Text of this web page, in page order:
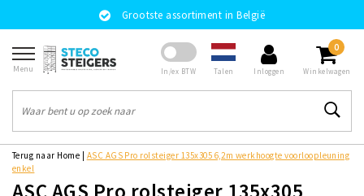
Grootste assortiment in België
Menu In/ex BTW Talen Inloggen
0
Winkelwagen
Terug naar Home
ASC AGS Pro rolsteiger 135x305 6,2m werkhoogte voorloopleuning
enkel